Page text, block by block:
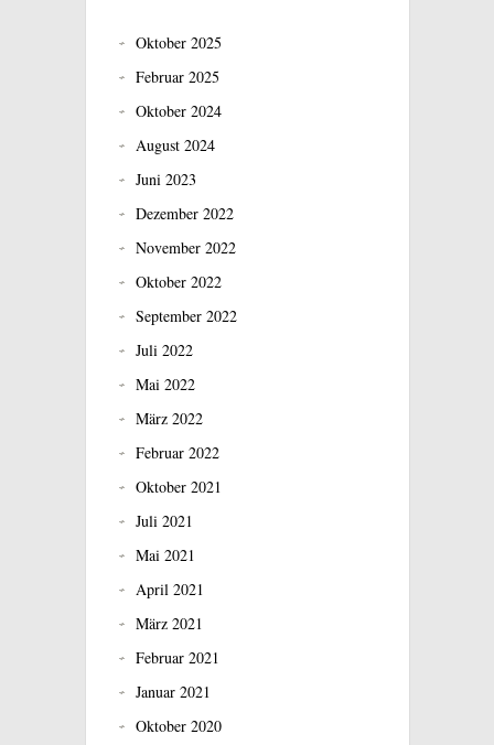
Oktober 2025
Februar 2025
Oktober 2024
August 2024
Juni 2023
Dezember 2022
November 2022
Oktober 2022
September 2022
Juli 2022
Mai 2022
März 2022
Februar 2022
Oktober 2021
Juli 2021
Mai 2021
April 2021
März 2021
Februar 2021
Januar 2021
Oktober 2020